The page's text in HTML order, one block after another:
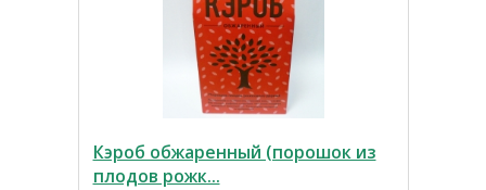
Кэроб обжаренный (порошок из
плодов рожк...